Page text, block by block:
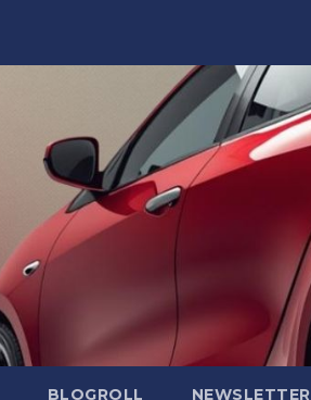
BLOGROLL NEWSLETTER